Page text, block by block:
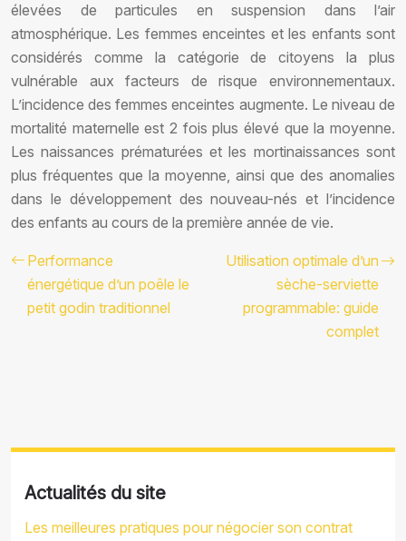
élevées de particules en suspension dans l’air
atmosphérique. Les femmes enceintes et les enfants sont
considérés comme la catégorie de citoyens la plus
vulnérable aux facteurs de risque environnementaux.
L’incidence des femmes enceintes augmente. Le niveau de
mortalité maternelle est 2 fois plus élevé que la moyenne.
Les naissances prématurées et les mortinaissances sont
plus fréquentes que la moyenne, ainsi que des anomalies
dans le développement des nouveau-nés et l’incidence
des enfants au cours de la première année de vie.
Performance
énergétique d’un poêle le
petit godin traditionnel
Utilisation optimale d’un
sèche-serviette
programmable: guide
complet
Actualités du site
Les meilleures pratiques pour négocier son contrat